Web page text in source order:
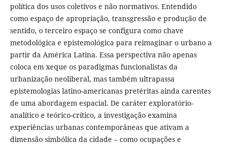
política dos usos coletivos e não normativos. Entendido
como espaço de apropriação, transgressão e produção de
sentido, o terceiro espaço se configura como chave
metodológica e epistemológica para reimaginar o urbano a
partir da América Latina. Essa perspectiva não apenas
coloca em xeque os paradigmas funcionalistas da
urbanização neoliberal, mas também ultrapassa
epistemologias latino-americanas pretéritas ainda carentes
de uma abordagem espacial. De caráter exploratório-
analítico e teórico-crítico, a investigação examina
experiências urbanas contemporâneas que ativam a
dimensão simbólica da cidade – como ocupações e